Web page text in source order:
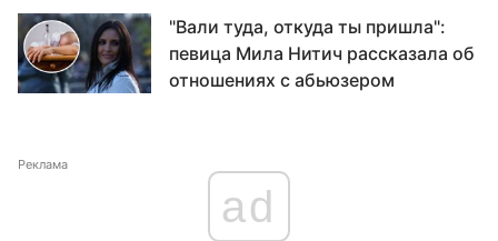
"Вали туда, откуда ты пришла":
певица Мила Нитич рассказала об
отношениях с абьюзером
Реклама
ad